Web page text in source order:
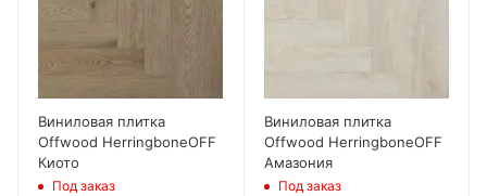
Виниловая плитка
Offwood HerringboneOFF
Киото
Под заказ
Виниловая плитка
Offwood HerringboneOFF
Амазония
Под заказ